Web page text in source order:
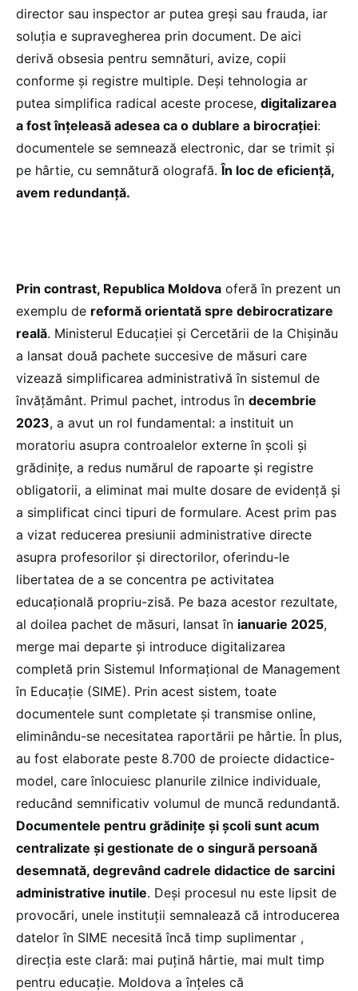
director sau inspector ar putea greși sau frauda, iar
soluția e supravegherea prin document. De aici
derivă obsesia pentru semnături, avize, copii
conforme și registre multiple. Deși tehnologia ar
putea simplifica radical aceste procese, digitalizarea
a fost înțeleasă adesea ca o dublare a birocrației:
documentele se semnează electronic, dar se trimit și
pe hârtie, cu semnătură olografă.În loc de eficiență,
avem redundanță.
Prin contrast, Republica Moldova oferă în prezent un
exemplu de reformă orientată spre debirocratizare
reală. Ministerul Educației și Cercetării de la Chișinău
a lansat două pachete succesive de măsuri care
vizează simplificarea administrativă în sistemul de
învățământ. Primul pachet, introdus în decembrie
2023, a avut un rol fundamental: a instituit un
moratoriu asupra controalelor externe în școli și
grădinițe, a redus numărul de rapoarte și registre
obligatorii, a eliminat mai multe dosare de evidență și
a simplificat cinci tipuri de formulare. Acest prim pas
a vizat reducerea presiunii administrative directe
asupra profesorilor și directorilor, oferindu-le
libertatea de a se concentra pe activitatea
educațională propriu-zisă. Pe baza acestor rezultate,
al doilea pachet de măsuri, lansat în ianuarie 2025,
merge mai departe și introduce digitalizarea
completă prin Sistemul Informațional de Management
în Educație (SIME). Prin acest sistem, toate
documentele sunt completate și transmise online,
eliminându-se necesitatea raportării pe hârtie. În plus,
au fost elaborate peste 8.700 de proiecte didactice-
model, care înlocuiesc planurile zilnice individuale,
reducând semnificativ volumul de muncă redundantă.
Documentele pentru grădinițe și școli sunt acum
centralizate și gestionate de o singură persoană
desemnată, degrevând cadrele didactice de sarcini
administrative inutile. Deși procesul nu este lipsit de
provocări, unele instituții semnalează că introducerea
datelor în SIME necesită încă timp suplimentar ,
direcția este clară: mai puțină hârtie, mai mult timp
pentru educație. Moldova a înțeles că